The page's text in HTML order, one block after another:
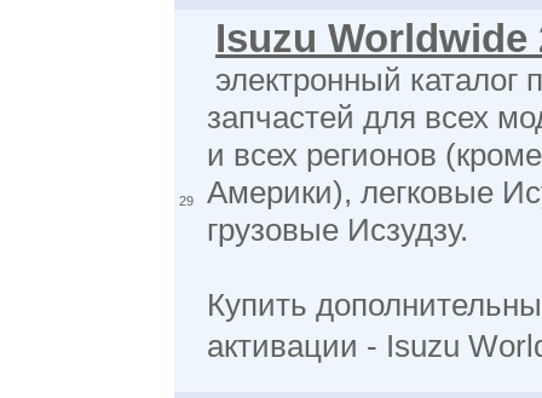
29
Isuzu Worldwide
электронный каталог
запчастей для всех
и всех регионов
Америки), легковые
грузовые Исзудзу.
Купить
активации - Isuzu